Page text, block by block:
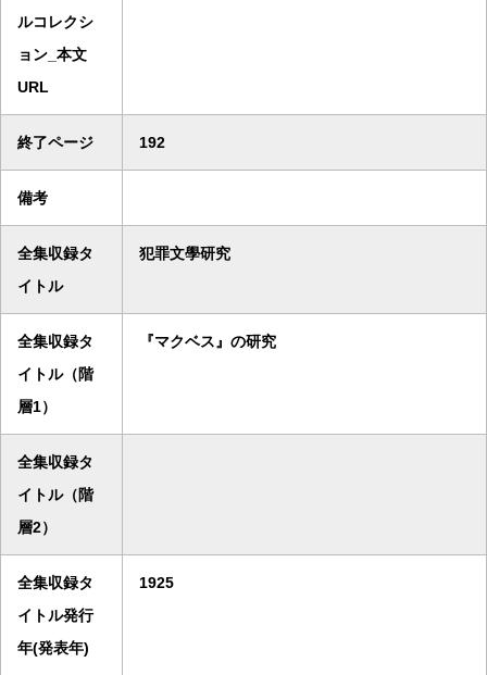
ルコレクシ
ョン_本文
URL
終了ページ 192
備考
全集収録タ
イトル
犯罪文學研究
全集収録タ
イトル（階
層1）
『マクベス』の研究
全集収録タ
イトル（階
層2）
全集収録タ
イトル発行
年(発表年)
1925